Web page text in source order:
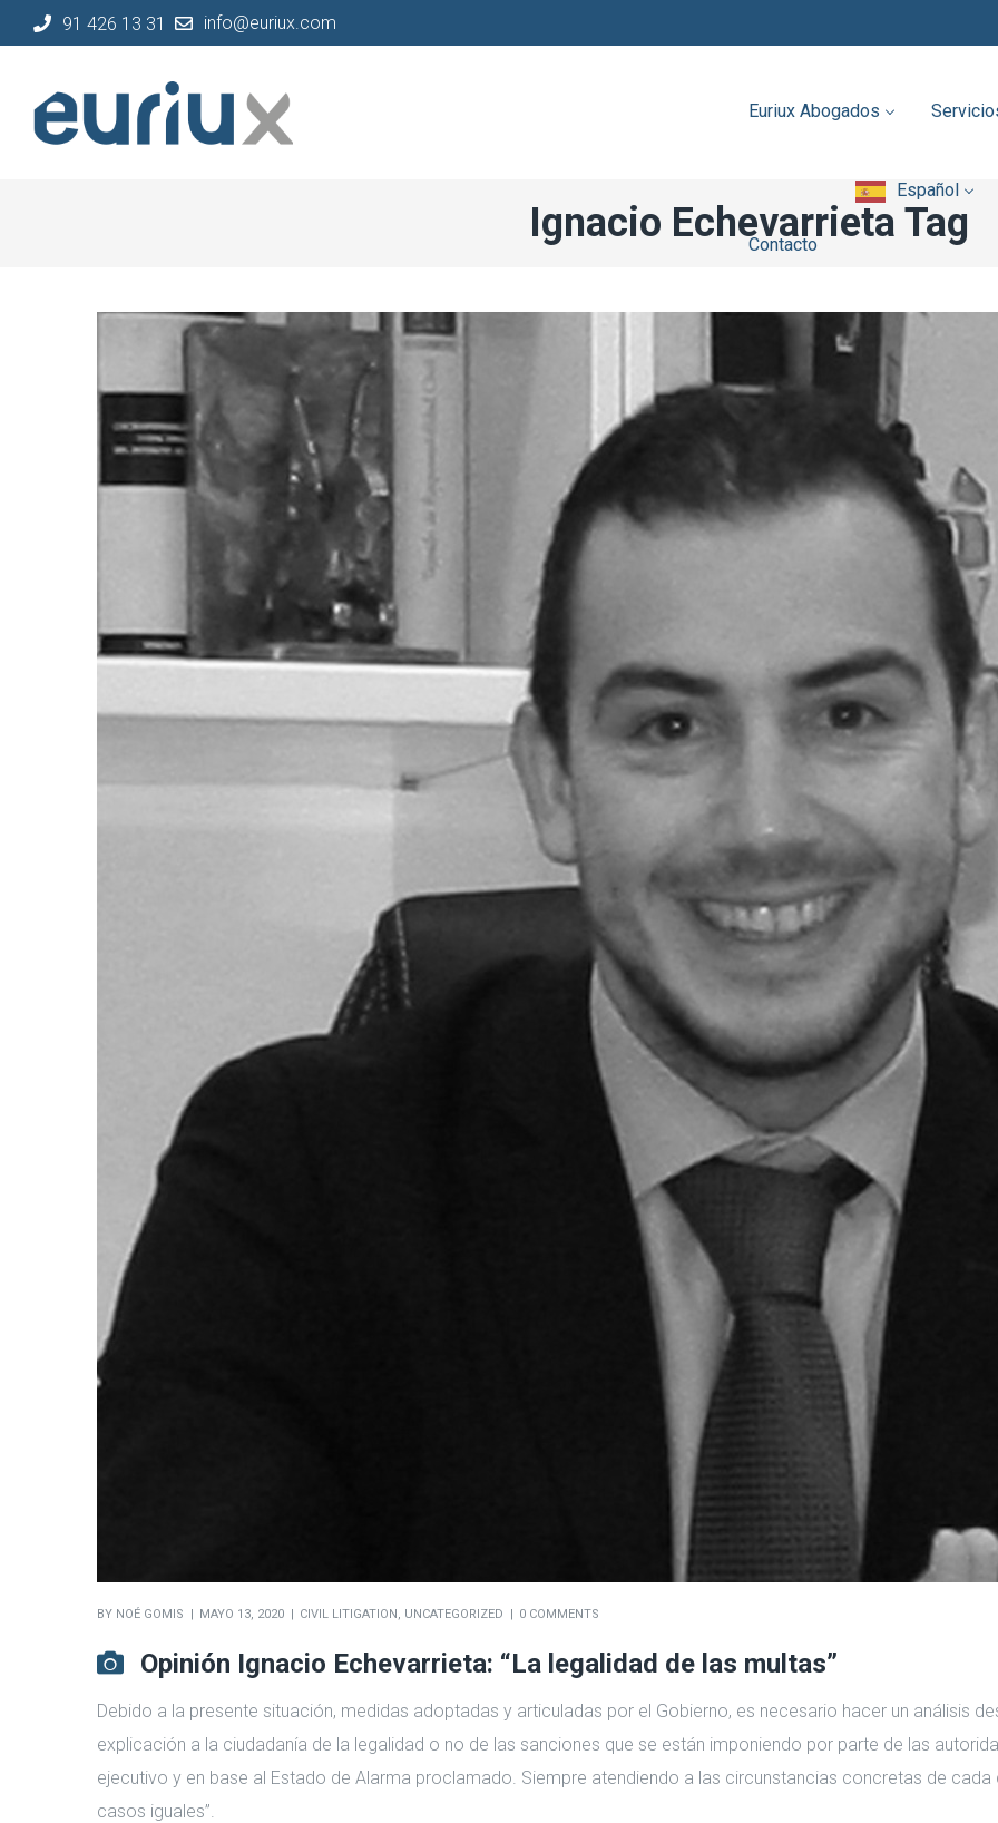
91 426 13 31 info@euriux.com
Euriux Abogados
Contacto
Español
Ignacio Echevarrieta Tag
BY NOÉ GOMIS MAYO 13, 2020 CIVIL LITIGATION, UNCATEGORIZED 0 COMMENTS
Opinión Ignacio Echevarrieta: “La legalidad de las multas”
Debido a la presente situación, medidas adoptadas y articuladas por el Gobierno, es necesario hacer un análisis
explicación a la ciudadanía de la legalidad o no de las sanciones que se están imponiendo por parte de las
ejecutivo y en base al Estado de Alarma proclamado. Siempre atendiendo a las circunstancias concretas de
casos iguales”.